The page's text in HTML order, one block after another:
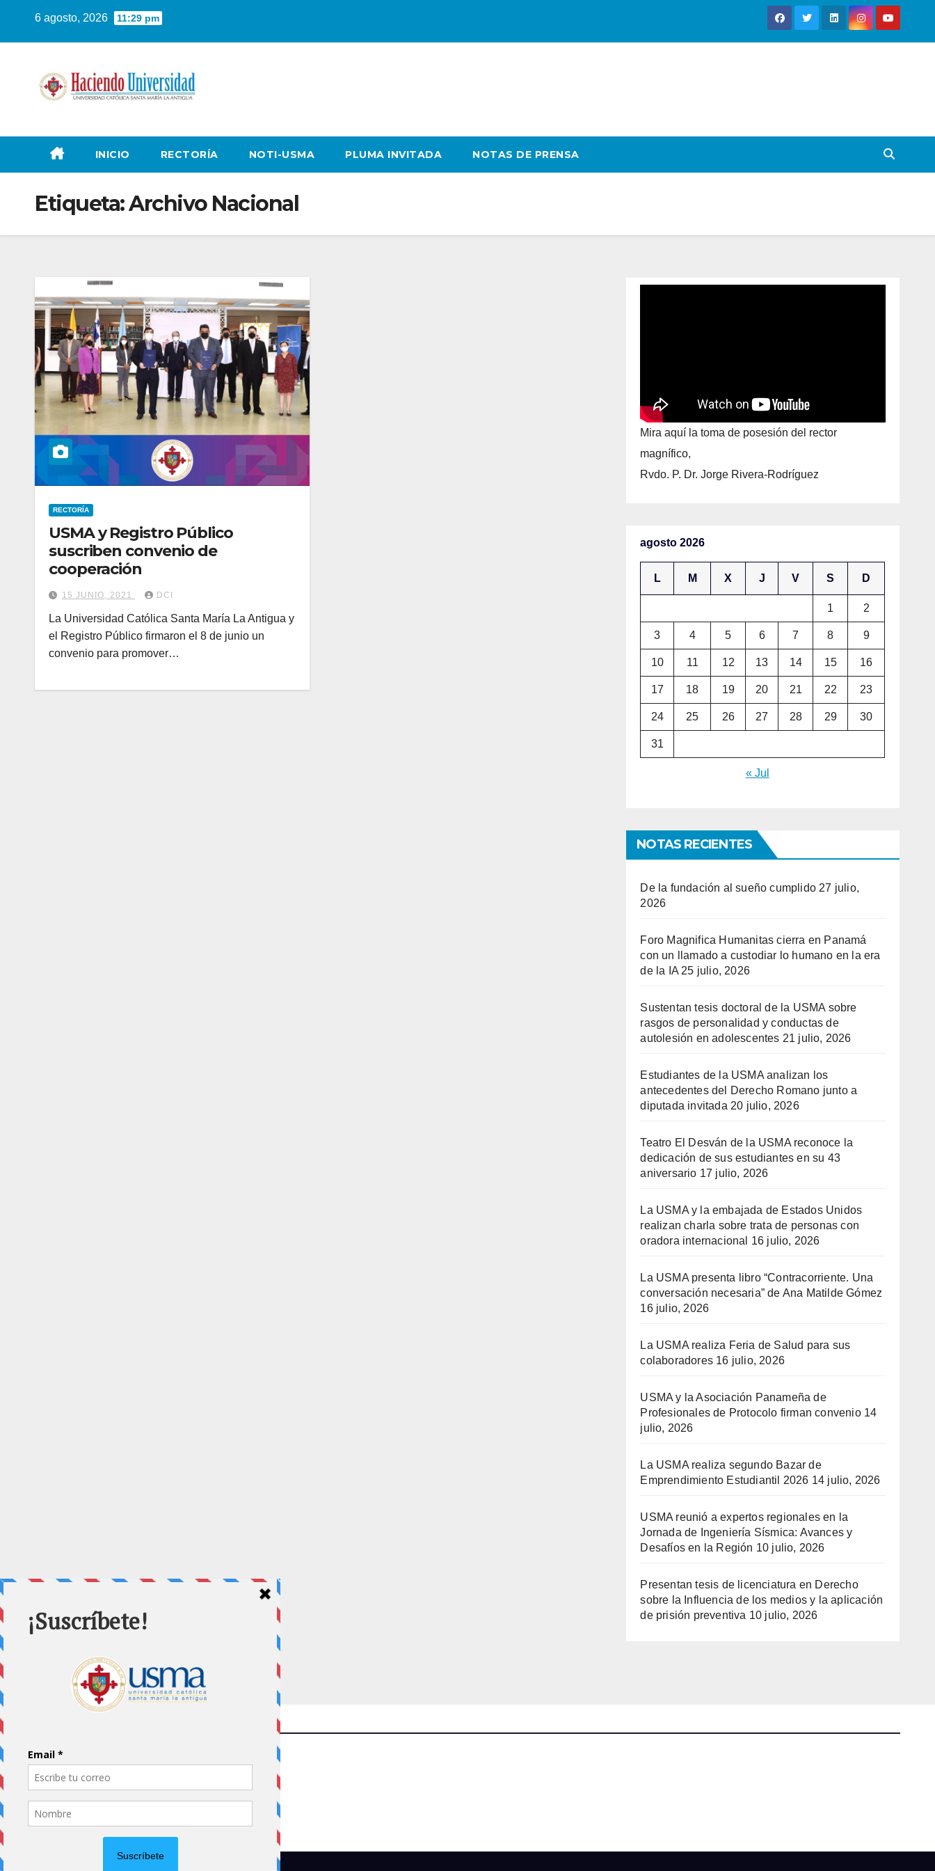
6 agosto, 2026 11:29 pm
INICIO RECTORÍA NOTI-USMA PLUMA INVITADA NOTAS DE PRENSA
Etiqueta:Archivo Nacional
RECTORÍA
USMA y Registro Público
suscriben convenio de
cooperación
15 JUNIO, 2021 DCI
La Universidad Católica Santa María La Antigua y
el Registro Público firmaron el 8 de junio un
convenio para promover…
Mira aquí la toma de posesión del rector
magnífico,
Rvdo. P. Dr. Jorge Rivera-Rodríguez
agosto 2026
L M X J V S D
1 2
3 4 5 6 7 8 9
10 11 12 13 14 15 16
17 18 19 20 21 22 23
24 25 26 27 28 29 30
31
« Jul
NOTAS RECIENTES
De la fundación al sueño cumplido 27 julio,
2026
Foro Magnifica Humanitas cierra en Panamá
con un llamado a custodiar lo humano en la era
de la IA 25 julio, 2026
Sustentan tesis doctoral de la USMA sobre
rasgos de personalidad y conductas de
autolesión en adolescentes 21 julio, 2026
Estudiantes de la USMA analizan los
antecedentes del Derecho Romano junto a
diputada invitada 20 julio, 2026
Teatro El Desván de la USMA reconoce la
dedicación de sus estudiantes en su 43
aniversario 17 julio, 2026
La USMA y la embajada de Estados Unidos
realizan charla sobre trata de personas con
oradora internacional
16 julio, 2026
La USMA presenta libro “Contracorriente. Una
conversación necesaria” de Ana Matilde Gómez
16 julio, 2026
La USMA realiza Feria de Salud para sus
colaboradores 16 julio, 2026
USMA y la Asociación Panameña de
Profesionales de Protocolo firman convenio 14
julio, 2026
La USMA realiza segundo Bazar de
Emprendimiento Estudiantil 2026 14 julio, 2026
USMA reunió a expertos regionales en la
Jornada de Ingeniería Sísmica: Avances y
Desafíos en la Región 10 julio, 2026
Presentan tesis de licenciatura en Derecho
sobre la Influencia de los medios y la aplicación
de prisión preventiva 10 julio, 2026